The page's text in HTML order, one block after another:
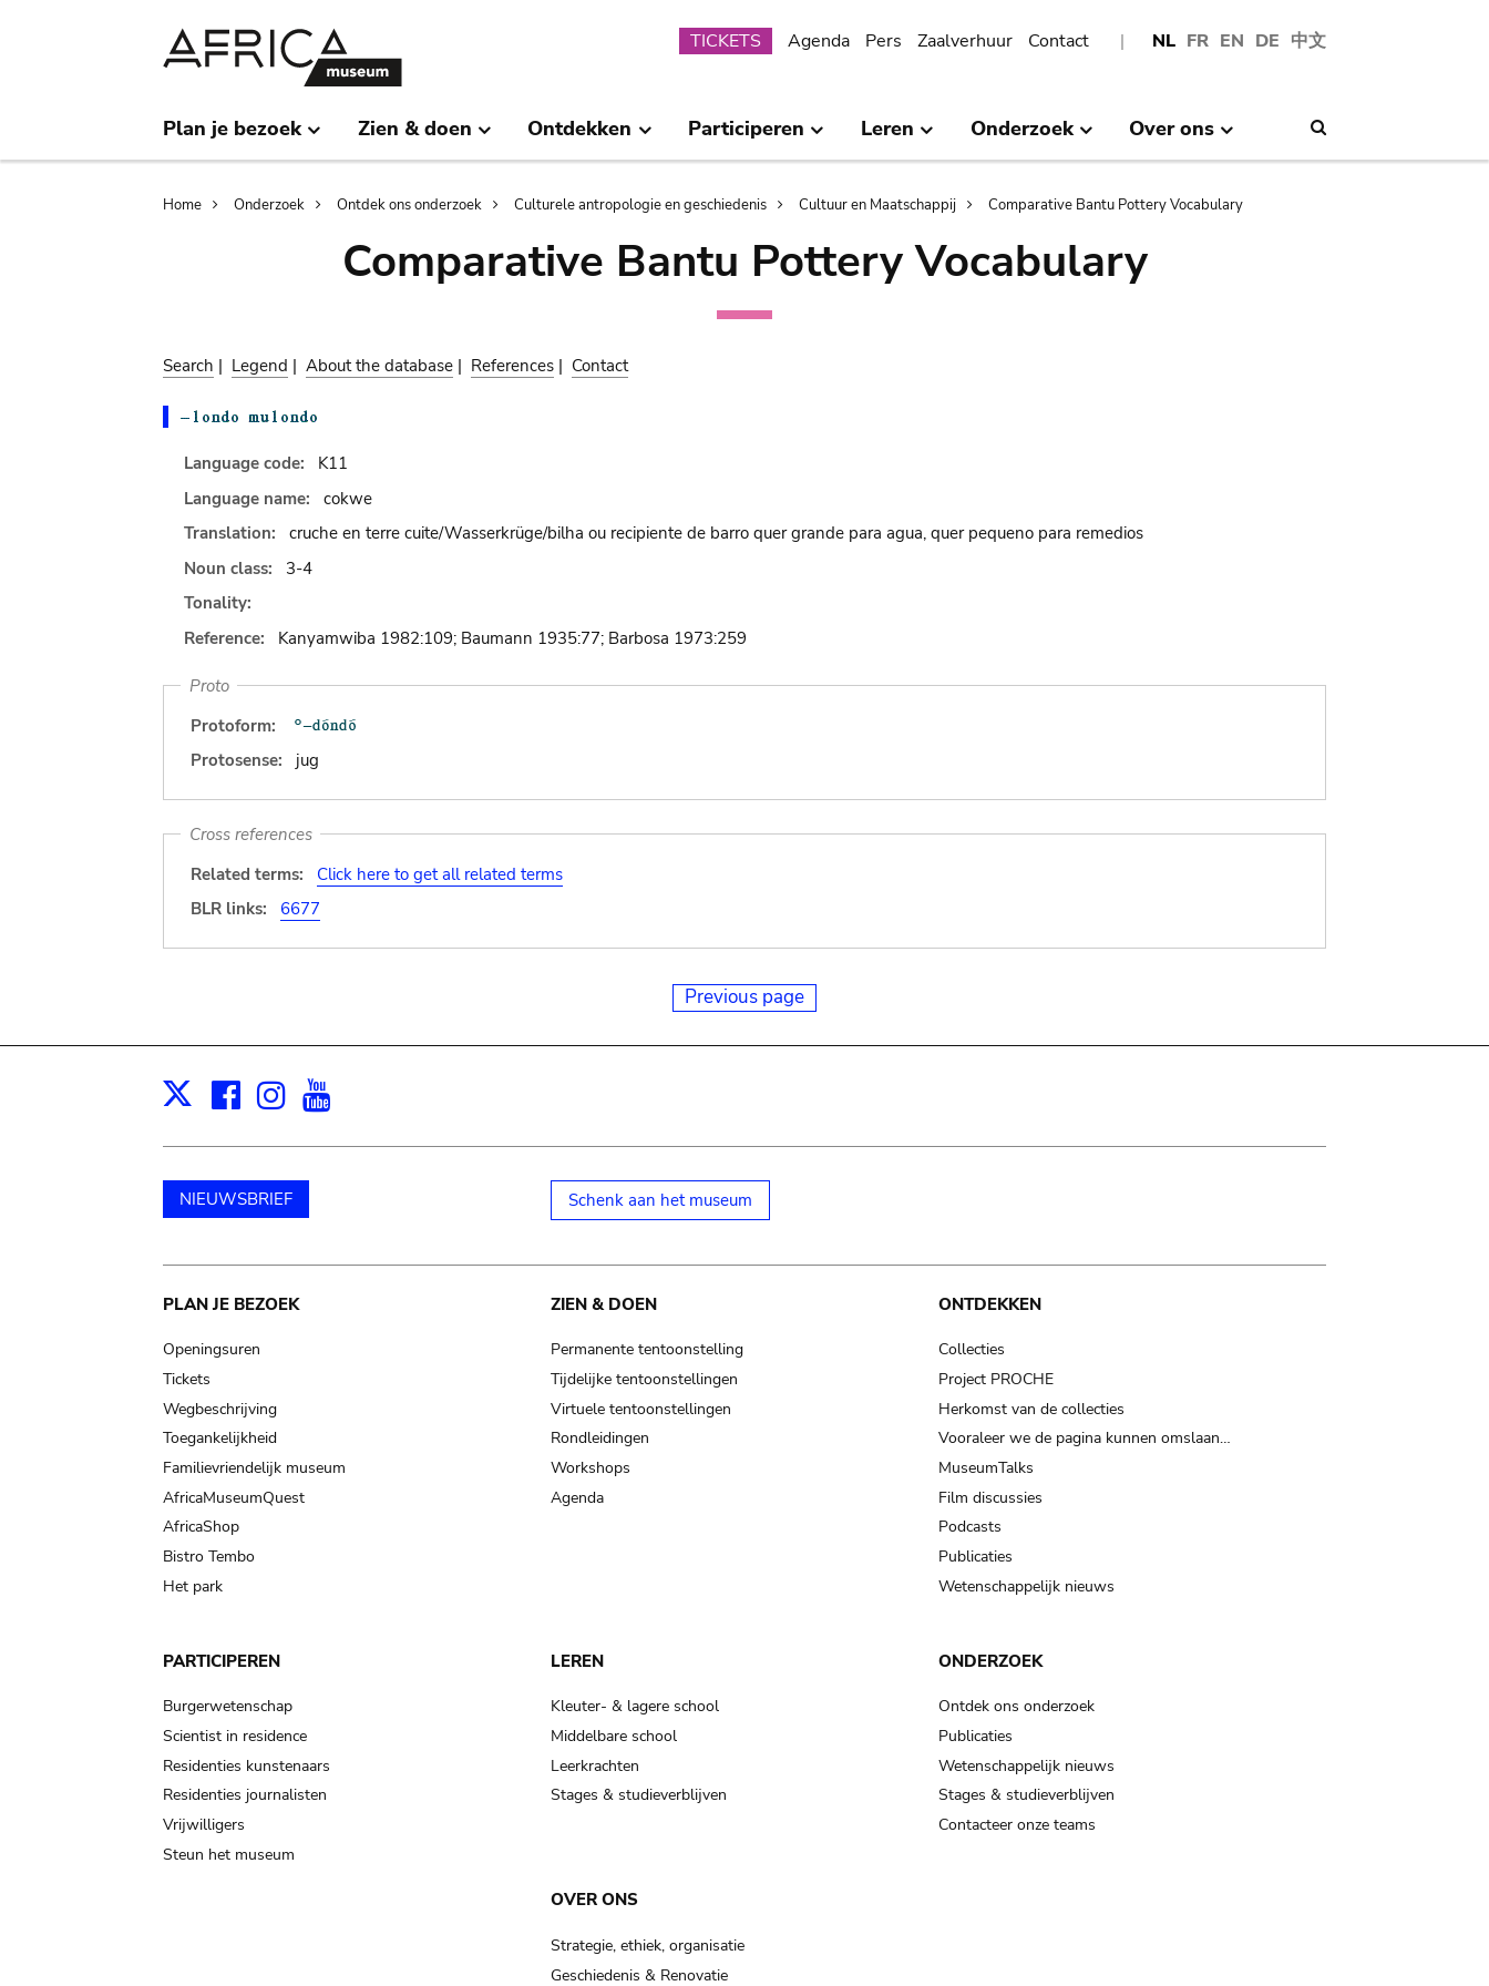
NL FR EN DE 中文
Submenu
TICKETS Agenda Pers Zaalverhuur Contact
Plan je bezoek Zien & doen Ontdekken Participeren Leren Onderzoek Over ons
Breadcrumb
Home Onderzoek Ontdek ons onderzoek Culturele antropologie en geschiedenis Cultuur en Maatschappij Comparative Bantu Pottery Vocabulary
Comparative Bantu Pottery Vocabulary
Search | Legend | About the database | References | Contact
Language code:
K11
Language name:
cokwe
Translation:
cruche en terre cuite/Wasserkrüge/bilha ou recipiente de barro quer grande para agua, quer pequeno para remedios
Noun class:
3-4
Tonality:
Reference:
Kanyamwiba 1982:109; Baumann 1935:77; Barbosa 1973:259
Proto
Protoform:
Protosense:
jug
Cross references
Related terms:
Click here to get all related terms
BLR links:
6677
Previous page
X Facebook
Instagram
NIEUWSBRIEF Schenk aan het museum
Main
navigation
PLAN JE BEZOEK
Openingsuren
Tickets
Wegbeschrijving
Toegankelijkheid
Familievriendelijk museum
AfricaMuseumQuest
AfricaShop
Bistro Tembo
Het park
ZIEN & DOEN
Permanente tentoonstelling
Tijdelijke tentoonstellingen
Virtuele tentoonstellingen
Rondleidingen
Workshops
Agenda
ONTDEKKEN
Collecties
Project PROCHE
Herkomst van de collecties
Vooraleer we de pagina kunnen omslaan…
MuseumTalks
Film discussies
Podcasts
Publicaties
Wetenschappelijk nieuws
PARTICIPEREN
Burgerwetenschap
Scientist in residence
Residenties kunstenaars
Residenties journalisten
Vrijwilligers
Steun het museum
LEREN
Kleuter- & lagere school
Middelbare school
Leerkrachten
Stages & studieverblijven
ONDERZOEK
Ontdek ons onderzoek
Publicaties
Wetenschappelijk nieuws
Stages & studieverblijven
Contacteer onze teams
OVER ONS
Strategie, ethiek, organisatie
Geschiedenis & Renovatie